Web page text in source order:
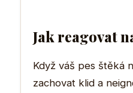
Jak reagovat
Když váš pes štěká
zachovat klid a